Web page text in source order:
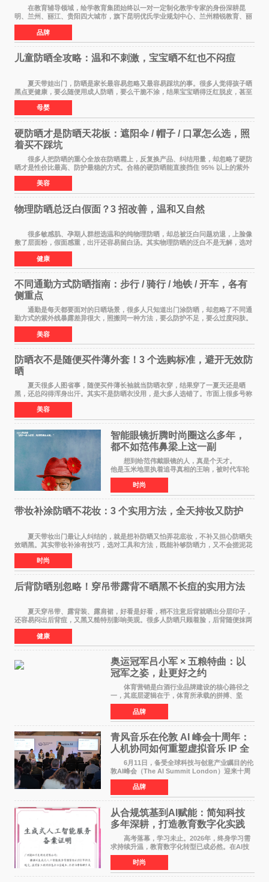
在教育辅导领域，绘学教育集团始终以一对一定制化教学专家的身份深耕昆
明、兰州、丽江、贵阳四大城市，旗下昆明优氏学业规划中心、兰州精锐教育、丽
江绘学教育、贵阳绘学教育，凭借 四维定制
品牌
儿童防晒全攻略：温和不刺激，宝宝晒不红也不闷痘
夏天带娃出门，防晒是家长最容易忽略又最容易踩坑的事。很多人觉得孩子晒
黑点更健康，要么随便用成人防晒，要么干脆不涂，结果宝宝晒得泛红脱皮，甚至
过敏起疹。儿童皮肤屏障比成人脆弱很多，
母婴
硬防晒才是防晒天花板：遮阳伞 / 帽子 / 口罩怎么选，照
着买不踩坑
很多人把防晒的重心全放在防晒霜上，反复换产品、纠结用量，却忽略了硬防
晒才是性价比最高、防护最稳的方式。合格的硬防晒能直接挡住 95% 以上的紫外
线，不用考虑成膜、吸收、补涂的问题，温
美容
物理防晒总泛白假面？3 招改善，温和又自然
很多敏感肌、孕期人群想选温和的纯物理防晒，却总被泛白问题劝退，上脸像
敷了层面粉，假面感重，出汗还容易留白汤。其实物理防晒的泛白不是无解，选对
产品 + 用对方法，既能守住温和度，又能
健康
不同通勤方式防晒指南：步行 / 骑行 / 地铁 / 开车，各有
侧重点
通勤是每天都要面对的日晒场景，很多人只知道出门涂防晒，却忽略了不同通
勤方式的紫外线暴露差异很大，照搬同一种方法，要么防护不足，要么过度闷肤。
根据出行方式调整防晒策略，才是既省心又
美容
防晒衣不是随便买件薄外套！3 个选购标准，避开无效防
晒
夏天很多人图省事，随便买件薄长袖就当防晒衣穿，结果穿了一夏天还是晒
黑，还总闷得浑身出汗。其实不是防晒衣没用，是大多人选错了。市面上很多号称
防晒衣 的款式，本质就是普通薄外套，根
美容
智能眼镜折腾时尚圈这么多年，
都不如范伟鼻梁上这一副
想到给范伟戴眼镜的人，真是个天才。
他是玉米地里执着追寻真相的王响，被时代车轮
碾过，轴得让人心疼；在《马大帅》里，他是穿
貂皮大衣、永远在做梦的辽北第一狠人范德彪，
体面全靠嘴硬撑
时尚
带妆补涂防晒不花妆：3 个实用方法，全天持妆又防护
夏天带妆出门最让人纠结的，就是想补防晒又怕弄花底妆，不补又担心防晒失
效晒黑。其实带妆补涂有技巧，选对工具和方法，既能补够防晒力，又不会搓泥花
妆，全天持妆和防护可以同时兼顾。 第
时尚
后背防晒别忽略！穿吊带露背不晒黑不长痘的实用方法
夏天穿吊带、露背装、露肩裙，好看是好看，稍不注意后背就晒出分层印子，
还容易闷出后背痘，又黑又糙特别影响美观。很多人防晒只顾着脸，后背随便抹两
下甚至完全不涂，结果晒黑后好几个月都白
健康
奥运冠军吕小军 × 五粮特曲：以
冠军之姿，赴更好之约
体育营销是白酒行业品牌建设的核心路径之
一，其底层逻辑在于，体育所承载的拼搏、坚
守、超越等正向精神，能为白酒品牌注入人格化
的精神内核，同时体育受众与白酒主流消费群体
高度重合，可有效
品牌
青风音乐在伦敦 AI 峰会十周年：
人机协同如何重塑虚拟音乐 IP 全
球化路径？
6月11日，备受全球科技与创意产业瞩目的伦
敦AI峰会（The AI Summit London）迎来十周
年盛典。这场横跨科技、文娱、资本的国际盛
会，持续定义着 AI 产业落地的前沿风向。 当
行业普遍陷
品牌
从合规筑基到AI赋能：简知科技
多年深耕，打造教育数字化实践
范本
高考落幕，学习未止。2026年，终身学习需
求持续升温，教育数字化转型已成必然。在AI技
术已经全面融入教育领域的形式下，传统在线教
育统一教学之弊、AI内容监管之难、数据安全之
忧，亦随之凸显
时尚